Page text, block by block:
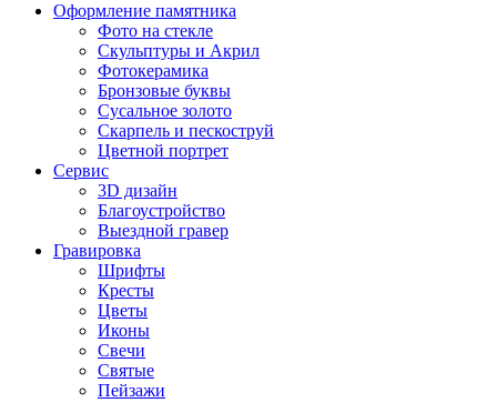
Оформление памятника
Фото на стекле
Скульптуры и Акрил
Фотокерамика
Бронзовые буквы
Сусальное золото
Скарпель и пескоструй
Цветной портрет
Сервис
3D дизайн
Благоустройство
Выездной гравер
Гравировка
Шрифты
Кресты
Цветы
Иконы
Свечи
Святые
Пейзажи